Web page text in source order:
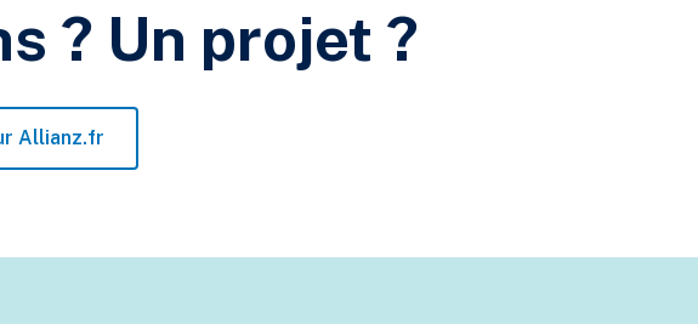
? Un projet ?
Allianz.fr